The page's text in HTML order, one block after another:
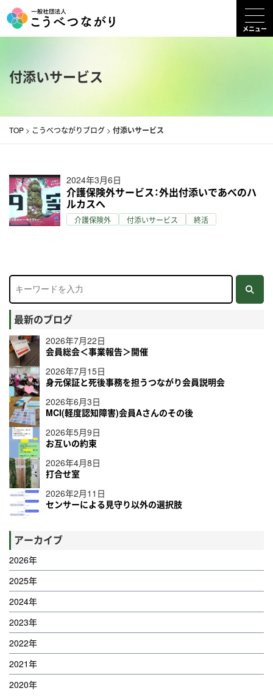
ン
ッ
メニュー
付添いサービス
TOP > こうべつながりブログ > 付添いサービス
2024年3月6日
介護保険外サービス：外出付添いであべのハ
ルカスへ
介護保険外 付添いサービス 終活
最新のブログ
2026年7月22日
会員総会＜事業報告＞開催
2026年7月15日
身元保証と死後事務を担うつながり会員説明会
2026年6月3日
MCI(軽度認知障害)会員Aさんのその後
2026年5月9日
お互いの約束
2026年4月8日
打合せ室
2026年2月11日
センサーによる見守り以外の選択肢
アーカイブ
2026年
2025年
2024年
2023年
2022年
2021年
2020年